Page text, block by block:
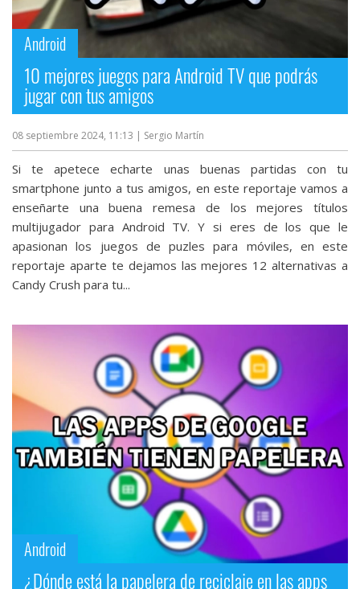
Operadores
Trucos
y
Tutoriales
Ciberseguridad
Sistemas
operativos
temas
Sorteos
Contacto
/
Sobre
Android
10 mejores juegos para Android TV que podrás
jugar con tus amigos
08 septiembre 2024, 11:13 | Sergio Martín
Si te apetece echarte unas buenas partidas con tu
smartphone junto a tus amigos, en este reportaje vamos a
enseñarte una buena remesa de los mejores títulos
multijugador para Android TV. Y si eres de los que le
apasionan los juegos de puzles para móviles, en este
reportaje aparte te dejamos las mejores 12 alternativas a
Candy Crush para tu...
Android
¿Dónde está la papelera de reciclaje en las apps